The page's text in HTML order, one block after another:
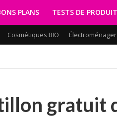
PLANS TESTS DE
Cosmétiques BIO Électroménager
gratuit